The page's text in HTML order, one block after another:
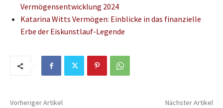
Vermögensentwicklung 2024
Katarina Witts Vermögen: Einblicke in das finanzielle
Erbe der Eiskunstlauf-Legende
Vorheriger Artikel Nächster Artikel